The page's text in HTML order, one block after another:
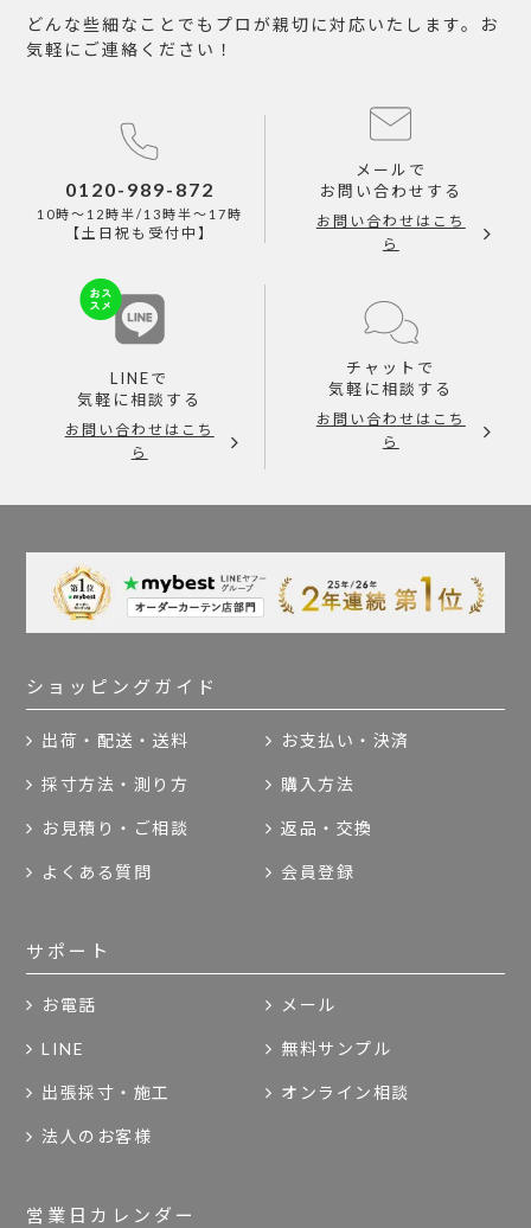
どんな些細なことでもプロが親切に対応いたします。お
気軽にご連絡ください！
0120-989-872
10時～12時半/13時半～17時
【土日祝も受付中】
メールで
お問い合わせする
お問い合わせはこち
ら
LINEで
気軽に相談する
お問い合わせはこち
ら
チャットで
気軽に相談する
お問い合わせはこち
ら
ショッピングガイド
出荷・配送・送料 お支払い・決済
採寸方法・測り方 購入方法
お見積り・ご相談 返品・交換
よくある質問 会員登録
サポート
お電話 メール
LINE 無料サンプル
出張採寸・施工 オンライン相談
法人のお客様
営業日カレンダー